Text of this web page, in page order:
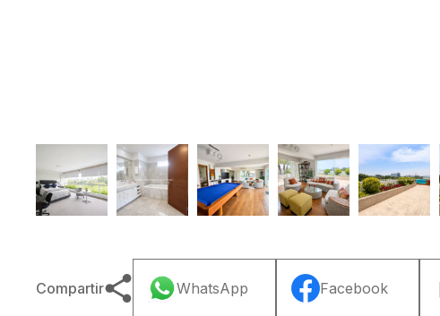
Compartir WhatsApp Facebook